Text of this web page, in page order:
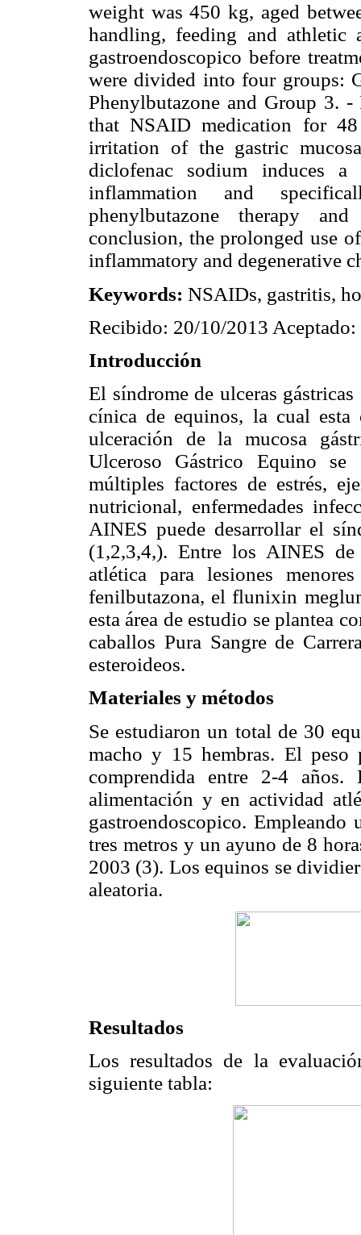
weight was 450 kg, aged
handling, feeding and athletic
gastroendoscopico before
were divided into four groups:
Phenylbutazone and Group 3.
that NSAID medication for
irritation of the gastric
diclofenac sodium induces a
inflammation and
phenylbutazone therapy
conclusion, the prolonged use
inflammatory and degenerative
Keywords: NSAIDs, gastritis,
Recibido: 20/10/2013
Introducción
El síndrome de ulceras
cínica de equinos, la cual esta
ulceración de la mucosa
Ulceroso Gástrico Equino
múltiples factores de estrés,
nutricional, enfermedades
AINES puede desarrollar el
(1,2,3,4,). Entre los AINES
atlética para lesiones
fenilbutazona, el flunixin
esta área de estudio se plantea
caballos Pura Sangre de
esteroideos.
Materiales y métodos
Se estudiaron un total de 30
macho y 15 hembras. El
comprendida entre 2-4 años.
alimentación y en actividad
gastroendoscopico.
tres metros y un ayuno de 8
2003 (3). Los equinos se
aleatoria.
Resultados
Los resultados de la
siguiente tabla: